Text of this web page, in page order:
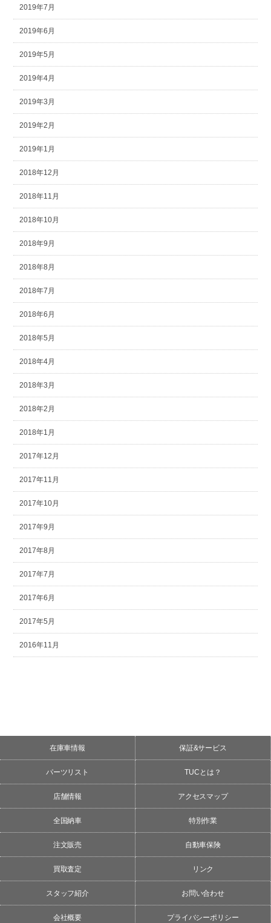
2019年7月
2019年6月
2019年5月
2019年4月
2019年3月
2019年2月
2019年1月
2018年12月
2018年11月
2018年10月
2018年9月
2018年8月
2018年7月
2018年6月
2018年5月
2018年4月
2018年3月
2018年2月
2018年1月
2017年12月
2017年11月
2017年10月
2017年9月
2017年8月
2017年7月
2017年6月
2017年5月
2016年11月
在庫車情報 保証&サービス
パーツリスト TUCとは？
店舗情報 アクセスマップ
全国納車 特別作業
注文販売 自動車保険
買取査定 リンク
スタッフ紹介 お問い合わせ
会社概要 プライバシーポリシー